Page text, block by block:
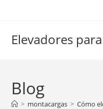
Elevadores
Blog
> montacargas > Cómo